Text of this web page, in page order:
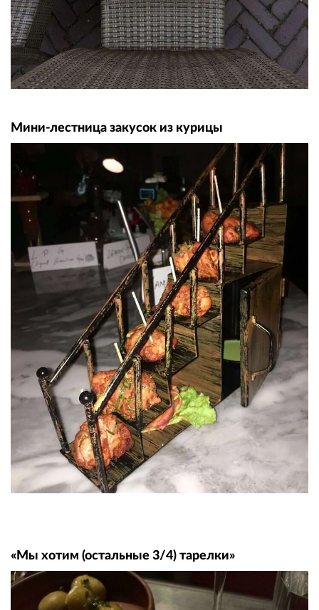
Мини-лестница закусок из курицы
«Мы хотим (остальные 3/4) тарелки»